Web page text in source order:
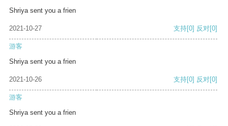
Shriya sent you a frien
2021-10-27 支持[0] 反对[0]
游客
Shriya sent you a frien
2021-10-26 支持[0] 反对[0]
游客
Shriya sent you a frien